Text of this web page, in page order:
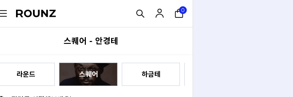
0
스퀘어 - 안경테
라운드 스퀘어 하금테